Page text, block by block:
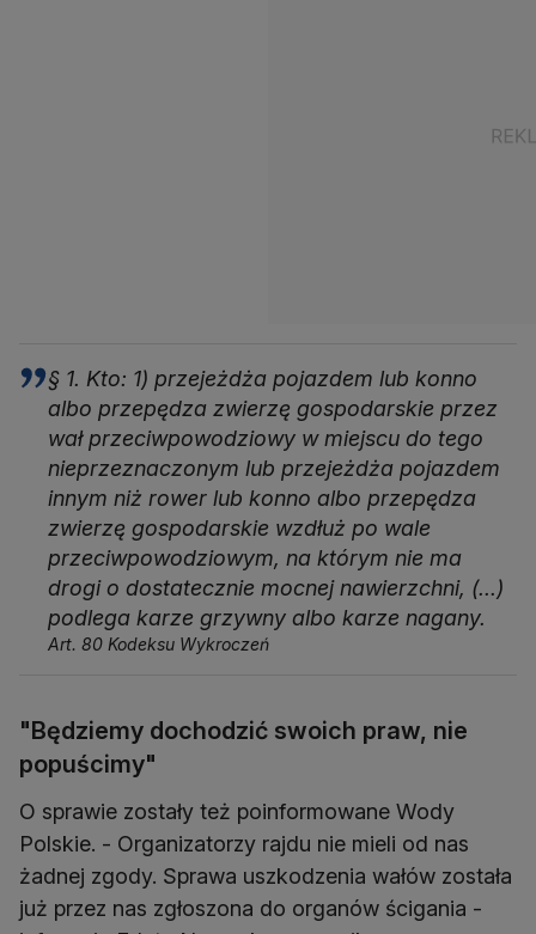
§ 1. Kto: 1) przejeżdża pojazdem lub konno
albo przepędza zwierzę gospodarskie przez
wał przeciwpowodziowy w miejscu do tego
nieprzeznaczonym lub przejeżdża pojazdem
innym niż rower lub konno albo przepędza
zwierzę gospodarskie wzdłuż po wale
przeciwpowodziowym, na którym nie ma
drogi o dostatecznie mocnej nawierzchni, (...)
podlega karze grzywny albo karze nagany.
Art. 80 Kodeksu Wykroczeń
"Będziemy dochodzić swoich praw, nie
popuścimy"
O sprawie zostały też poinformowane Wody
Polskie. - Organizatorzy rajdu nie mieli od nas
żadnej zgody. Sprawa uszkodzenia wałów została
już przez nas zgłoszona do organów ścigania -